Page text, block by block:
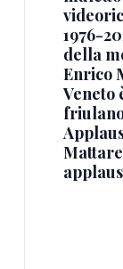
1976-
della
Enrico
Veneto